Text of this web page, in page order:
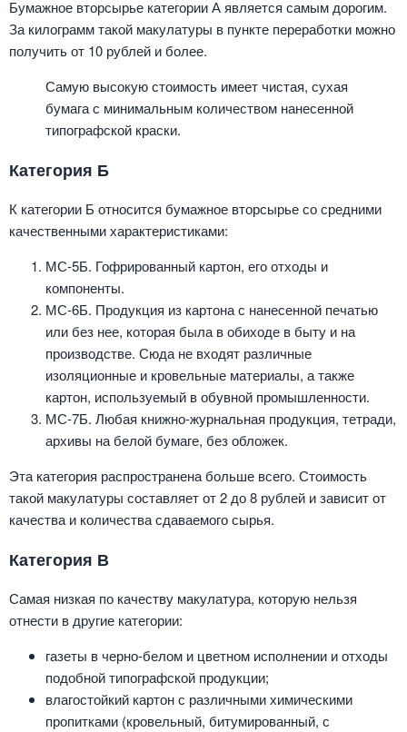
Бумажное вторсырье категории А является самым дорогим.
За килограмм такой макулатуры в пункте переработки можно
получить от 10 рублей и более.
Самую высокую стоимость имеет чистая, сухая
бумага с минимальным количеством нанесенной
типографской краски.
Категория Б
К категории Б относится бумажное вторсырье со средними
качественными характеристиками:
МС-5Б. Гофрированный картон, его отходы и
компоненты.
МС-6Б. Продукция из картона с нанесенной печатью
или без нее, которая была в обиходе в быту и на
производстве. Сюда не входят различные
изоляционные и кровельные материалы, а также
картон, используемый в обувной промышленности.
МС-7Б. Любая книжно-журнальная продукция, тетради,
архивы на белой бумаге, без обложек.
Эта категория распространена больше всего. Стоимость
такой макулатуры составляет от 2 до 8 рублей и зависит от
качества и количества сдаваемого сырья.
Категория В
Самая низкая по качеству макулатура, которую нельзя
отнести в другие категории:
газеты в черно-белом и цветном исполнении и отходы
подобной типографской продукции;
влагостойкий картон с различными химическими
пропитками (кровельный, битумированный, с